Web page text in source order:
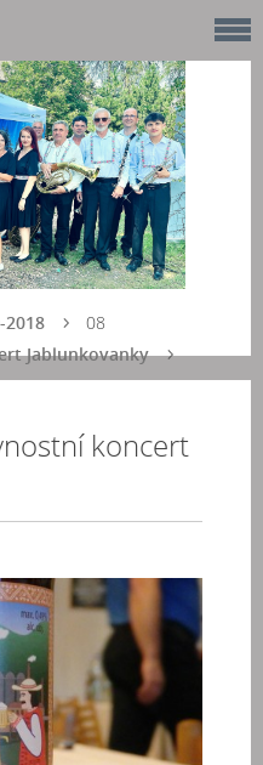
2018
Jablunkovanky
08
koncert